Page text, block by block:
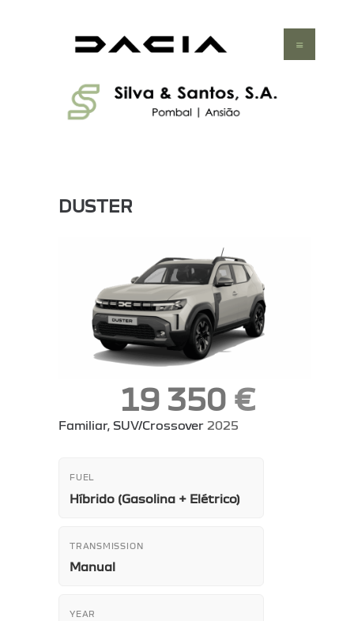
VEÍCULOS
OFERTAS
CONTACTOS
DUSTER
19 350 €
Familiar, SUV/Crossover 2025
FUEL
Híbrido (Gasolina + Elétrico)
TRANSMISSION
Manual
YEAR